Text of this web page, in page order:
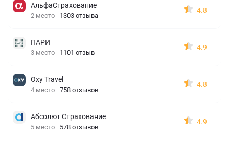
АльфаСтрахование
2 место 1303 отзыва
4.8
ПАРИ
3 место 1101 отзыв
4.9
Oxy Travel
4 место 758 отзывов
4.8
Абсолют Страхование
5 место 578 отзывов
4.9